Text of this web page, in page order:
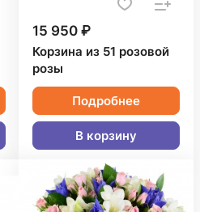
15 950 ₽
Корзина из 51 розовой
розы
Подробнее
В корзину